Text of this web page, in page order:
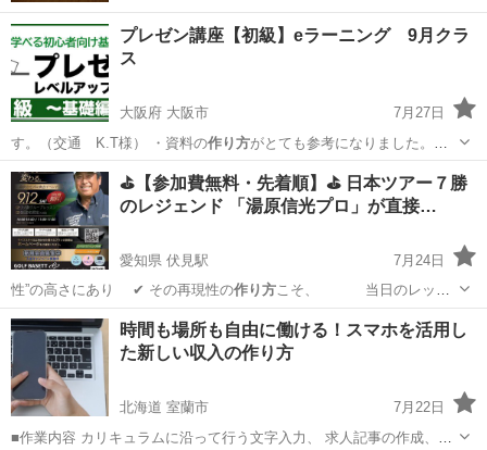
プレゼン講座【初級】eラーニング 9月クラ
ス
大阪府 大阪市
7月27日
す。（交通 K.T様） ・資料の作り方がとても参考になりました。そ
れと最初の…
大阪 大阪市 セミナー
⛳【参加費無料・先着順】⛳ 日本ツアー７勝
のレジェンド 「湯原信光プロ」が直接…
愛知県 伏見駅
7月24日
性”の高さにあり ✔ その再現性の作り方こそ、 当日のレッス
ンで学べる…
愛知 名古屋市 伏見駅 スポーツ 無料
時間も場所も自由に働ける！スマホを活用し
た新しい収入の作り方
北海道 室蘭市
7月22日
■作業内容 カリキュラムに沿って行う文字入力、 求人記事の作成、お